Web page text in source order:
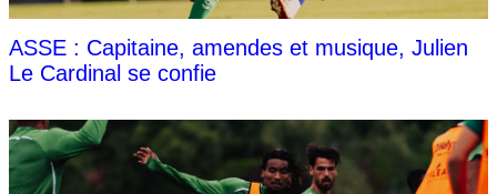
ASSE : Capitaine, amendes et musique, Julien
Le Cardinal se confie